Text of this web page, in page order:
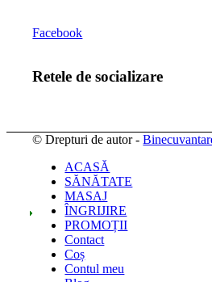
Facebook
Retele de socializare
© Drepturi de autor -
ACASĂ
SĂNĂTATE
MASAJ
ÎNGRIJIRE
PROMOȚII
Contact
Coș
Contul meu